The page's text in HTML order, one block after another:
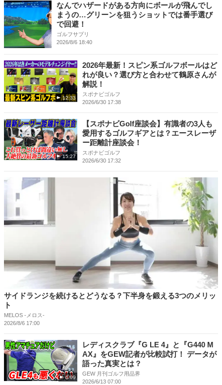
なんでハザードがある方向にボールが飛んでし
まうの…グリーンを狙うショットでは番手選び
で回避！
ゴルフサプリ
2026/8/6 18:40
12:33
2026年最新！スピン系ゴルフボールはど
れが良い？選び方と合わせて鶴原さんが
解説！
スポナビゴルフ
2026/6/30 17:38
15:27
【スポナビGolf座談会】有識者の3人も
愛用するゴルフギアとは？エースレーザ
ー距離計座談会！
スポナビゴルフ
2026/6/30 17:32
サイドランジを続けるとどうなる？下半身を鍛える3つのメリッ
ト
MELOS -メロス-
2026/8/6 17:00
6:09
レディスクラブ『G LE 4』と『G440 M
AX』をGEW記者が比較試打！ データが
語った真実とは？
GEW 月刊ゴルフ用品界
2026/6/13 07:00